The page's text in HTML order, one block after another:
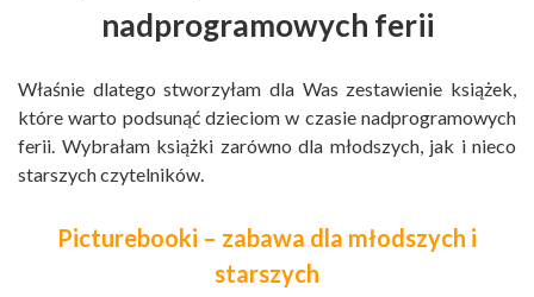
nadprogramowych ferii
Właśnie dlatego stworzyłam dla Was zestawienie książek,
które warto podsunąć dzieciom w czasie nadprogramowych
ferii. Wybrałam książki zarówno dla młodszych, jak i nieco
starszych czytelników.
Picturebooki – zabawa dla młodszych i
starszych